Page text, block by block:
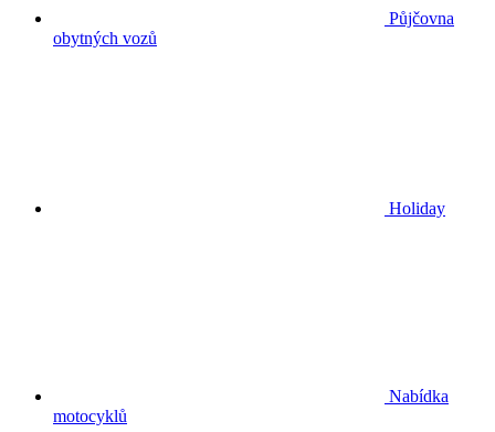
Půjčovna
obytných vozů
Holiday
Nabídka
motocyklů